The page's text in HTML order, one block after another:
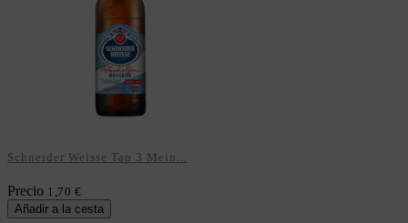
Schneider Weisse Tap 3 Mein...
Precio 1,70 €
Añadir a la cesta